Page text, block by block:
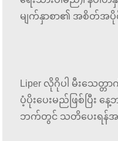
မျက်နှာစာ၏ အစိတ်အပိုင်း
Liper လိုဂိုပါ မီးသေ
ပံ့ပိုးပေးမည်ဖြစ်ပြီး
ဘက်တွင် သတိပေးရန်အ